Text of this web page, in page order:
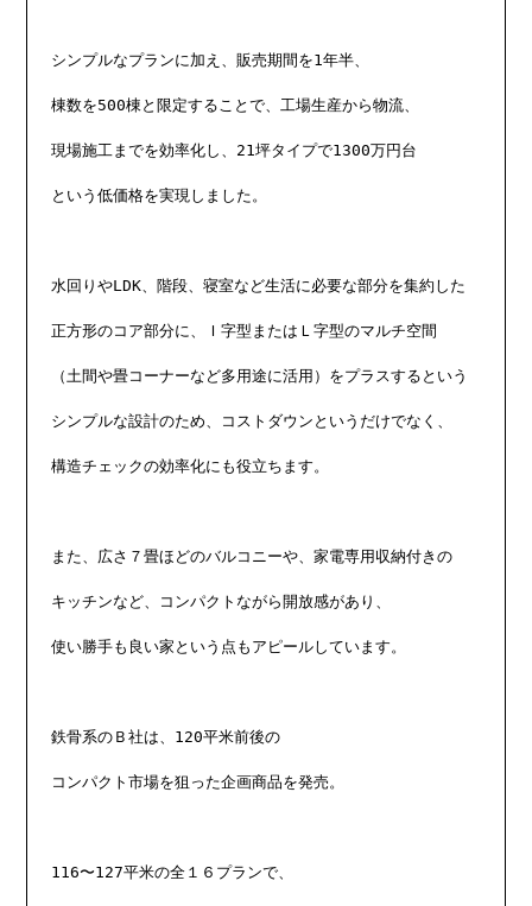
シンプルなプランに加え、販売期間を1年半、
棟数を500棟と限定することで、工場生産から物流、
現場施工までを効率化し、21坪タイプで1300万円台
という低価格を実現しました。
水回りやLDK、階段、寝室など生活に必要な部分を集約した
正方形のコア部分に、Ｉ字型またはＬ字型のマルチ空間
（土間や畳コーナーなど多用途に活用）をプラスするという
シンプルな設計のため、コストダウンというだけでなく、
構造チェックの効率化にも役立ちます。
また、広さ７畳ほどのバルコニーや、家電専用収納付きの
キッチンなど、コンパクトながら開放感があり、
使い勝手も良い家という点もアピールしています。
鉄骨系のＢ社は、120平米前後の
コンパクト市場を狙った企画商品を発売。
116〜127平米の全１６プランで、